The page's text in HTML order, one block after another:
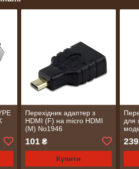
Перехідник адаптер з
HDMI (F) на micro HDMI
(M) No1946
101₴
Купити
для
239